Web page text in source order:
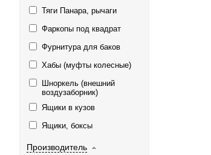
Тяги Панара, рычаги
Фаркопы под квадрат
Фурнитура для баков
Хабы (муфты колесные)
Шноркель (внешний
воздузаборник)
Ящики в кузов
Ящики, боксы
Производитель